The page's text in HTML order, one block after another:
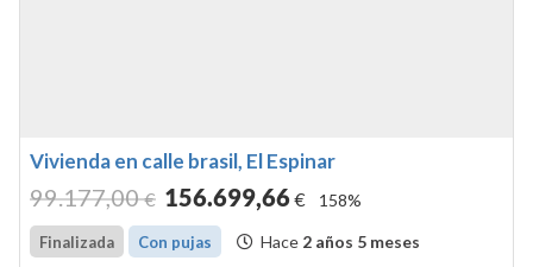
Vivienda en calle brasil, El Espinar
99.177,00 € 156.699,66€ 158%
Finalizada Con pujas Hace 2 años 5 meses